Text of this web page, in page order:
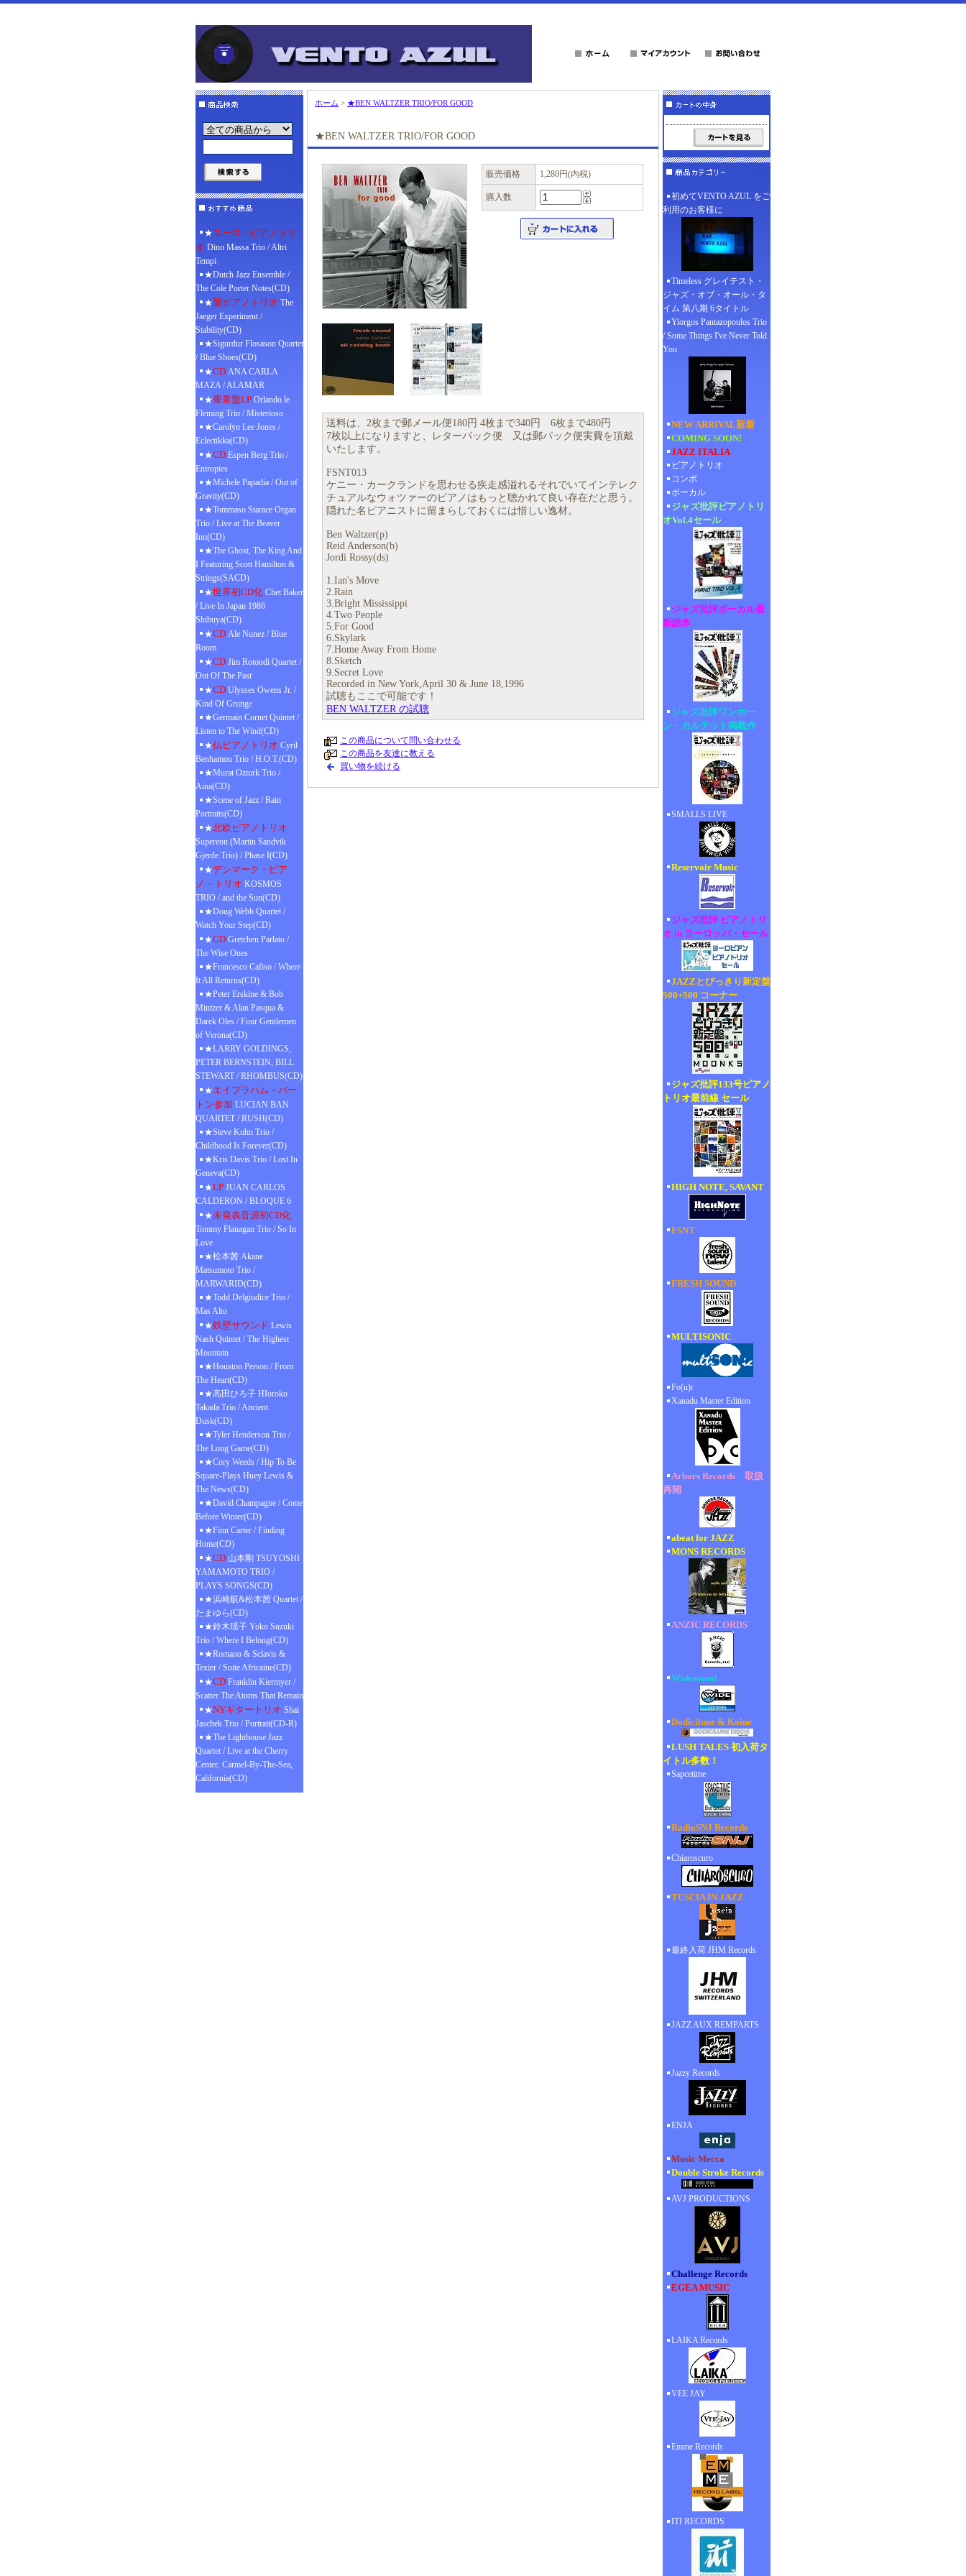
★ユーロ・ピアノトリ
オ Dino Massa Trio / Altri
Tempi
★Dutch Jazz Ensemble /
The Cole Porter Notes(CD)
★蘭ピアノトリオ The
Jaeger Experiment /
Stability(CD)
★Sigurdur Flosason Quartet
/ Blue Shoes(CD)
★CD ANA CARLA
MAZA / ALAMAR
★重量盤LP Orlando le
Fleming Trio / Misterioso
★Carolyn Lee Jones /
Eclectikka(CD)
★CD Espen Berg Trio /
Entropies
★Michele Papadia / Out of
Gravity(CD)
★Tommaso Starace Organ
Trio / Live at The Beaver
Inn(CD)
★The Ghost, The King And
I Featuring Scott Hamilton &
Strings(SACD)
★世界初CD化 Chet Baker
/ Live In Japan 1986
Shibuya(CD)
★CD Ale Nunez / Blue
Room
★CD Jim Rotondi Quartet /
Out Of The Past
★CD Ulysses Owens Jr. /
Kind Of Grunge
★Germain Cornet Quintet /
Listen to The Wind(CD)
★仏ピアノトリオ Cyril
Benhamou Trio / H.O.T.(CD)
★Murat Ozturk Trio /
Aina(CD)
★Scene of Jazz / Rain
Portraits(CD)
★北欧ピアノトリオ
Supereon (Martin Sandvik
Gjerde Trio) / Phase I(CD)
★デンマーク・ピア
ノ・トリオ KOSMOS
TRIO / and the Sun(CD)
★Doug Webb Quartet /
Watch Your Step(CD)
★CD Gretchen Parlato /
The Wise Ones
★Francesco Cafiso / Where
It All Returns(CD)
★Peter Erskine & Bob
Mintzer & Alan Pasqua &
Darek Oles / Four Gentlemen
of Verona(CD)
★LARRY GOLDINGS,
PETER BERNSTEIN, BILL
STEWART / RHOMBUS(CD)
★エイブラハム・バー
トン参加 LUCIAN BAN
QUARTET / RUSH(CD)
★Steve Kuhn Trio /
Childhood Is Forever(CD)
★Kris Davis Trio / Lost In
Geneva(CD)
★LP JUAN CARLOS
CALDERON / BLOQUE 6
★未発表音源初CD化
Tommy Flanagan Trio / So In
Love
★松本茜 Akane
Matsumoto Trio /
MARWARID(CD)
★Todd Delgiudice Trio /
Mas Alto
★鉄壁サウンド Lewis
Nash Quintet / The Highest
Mountain
★Houston Person / From
The Heart(CD)
★高田ひろ子 HIoroko
Takada Trio / Ancient
Dusk(CD)
★Tyler Henderson Trio /
The Long Game(CD)
★Cory Weeds / Hip To Be
Square-Plays Huey Lewis &
The News(CD)
★David Champagne / Come
Before Winter(CD)
★Finn Carter / Finding
Home(CD)
★CD 山本剛 TSUYOSHI
YAMAMOTO TRIO /
PLAYS SONGS(CD)
★浜崎航&松本茜 Quartet /
たまゆら(CD)
★鈴木瑶子 Yoko Suzuki
Trio / Where I Belong(CD)
★Romano & Sclavis &
Texier / Suite Africaine(CD)
★CD Franklin Kiermyer /
Scatter The Atoms That Remain
★NYギタートリオ Shai
Jaschek Trio / Portrait(CD-R)
★The Lighthouse Jazz
Quartet / Live at the Cherry
Center, Carmel-By-The-Sea,
California(CD)
ホーム > ★BEN WALTZER TRIO/FOR GOOD
★BEN WALTZER TRIO/FOR GOOD
販売価格 1,280円(内税)
購入数
送料は、2枚まで郵メール便180円 4枚まで340円 6枚まで480円
7枚以上になりますと、レターパック便 又は郵パック便実費を頂戴
いたします。
FSNT013
ケニー・カークランドを思わせる疾走感溢れるそれでいてインテレク
チュアルなウォツァーのピアノはもっと聴かれて良い存在だと思う。
隠れた名ピアニストに留まらしておくには惜しい逸材。
Ben Waltzer(p)
Reid Anderson(b)
Jordi Rossy(ds)
1.Ian's Move
2.Rain
3.Bright Mississippi
4.Two People
5.For Good
6.Skylark
7.Home Away From Home
8.Sketch
9.Secret Love
Recorded in New York,April 30 & June 18,1996
試聴もここで可能です！
BEN WALTZER の試聴
この商品について問い合わせる
この商品を友達に教える
買い物を続ける
初めてVENTO AZUL をご
利用のお客様に
Timeless グレイテスト・
ジャズ・オブ・オール・タ
イム 第八期 6タイトル
Yiorgos Pantazopoulos Trio
/ Some Things I've Never Told
You
NEW ARRIVAL新着
COMING SOON!
JAZZ ITALIA
ピアノトリオ
コンボ
ボーカル
ジャズ批評ピアノトリ
オVol.4セール
ジャズ批評ボーカル最
新読本
ジャズ批評ワンホー
ン・カルテット掲載作
SMALLS LIVE
Reservoir Music
ジャズ批評 ピアノトリ
オ in ヨーロッパ・セール
JAZZとびっきり新定盤
500+500 コーナー
ジャズ批評133号ピアノ
トリオ最前線 セール
HIGH NOTE, SAVANT
FSNT
FRESH SOUND
MULTISONIC
Fo(u)r
Xanadu Master Edition
Arbors Records 取扱
再開
abeat for JAZZ
MONS RECORDS
ANZIC RECORDS
Widesound
Dodicilune & Koine
LUSH TALES 初入荷タ
イトル多数！
Sapcetime
RadioSNJ Records
Chiaroscuro
TUSCIA IN JAZZ
最終入荷 JHM Records
JAZZ AUX REMPARTS
Jazzy Records
ENJA
Music Mecca
Double Stroke Records
AVJ PRODUCTIONS
Challenge Records
EGEA MUSIC
LAIKA Records
VEE JAY
Emme Records
ITI RECORDS